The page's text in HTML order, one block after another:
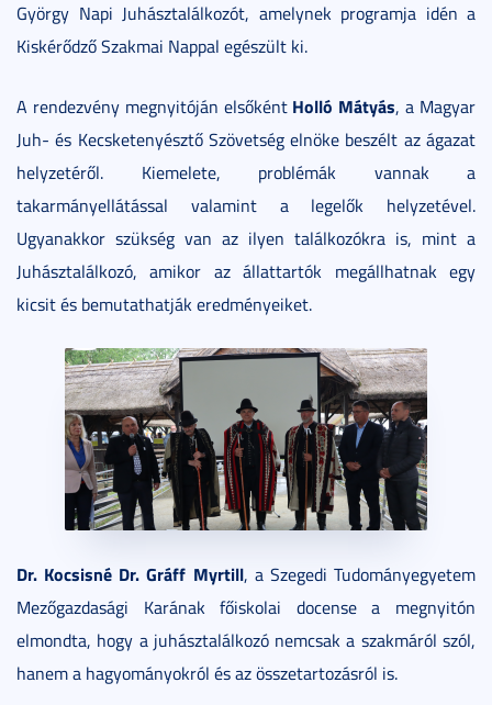
György Napi Juhásztalálkozót, amelynek programja idén a
Kiskérődző Szakmai Nappal egészült ki.
A rendezvény megnyitóján elsőként Holló Mátyás, a Magyar
Juh- és Kecsketenyésztő Szövetség elnöke beszélt az ágazat
helyzetéről. Kiemelete, problémák vannak a
takarmányellátással valamint a legelők helyzetével.
Ugyanakkor szükség van az ilyen találkozókra is, mint a
Juhásztalálkozó, amikor az állattartók megállhatnak egy
kicsit és bemutathatják eredményeiket.
Dr. Kocsisné Dr. Gráff Myrtill, a Szegedi Tudományegyetem
Mezőgazdasági Karának főiskolai docense a megnyitón
elmondta, hogy a juhásztalálkozó nemcsak a szakmáról szól,
hanem a hagyományokról és az összetartozásról is.